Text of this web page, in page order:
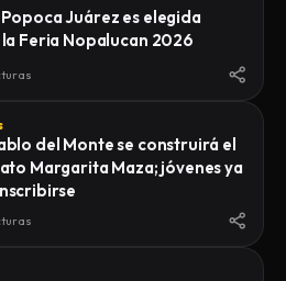
Juárez es elegida
la Feria Nopalucan 2026
del Monte se construirá el
Margarita Maza; jóvenes ya